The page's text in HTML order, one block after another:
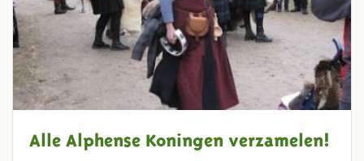
Alle Alphense Koningen verzamelen!